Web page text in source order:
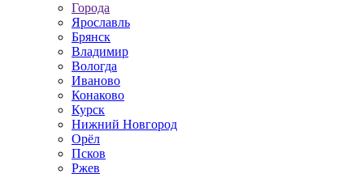
Города
Ярославль
Брянск
Владимир
Вологда
Иваново
Конаково
Курск
Нижний Новгород
Орёл
Псков
Ржев